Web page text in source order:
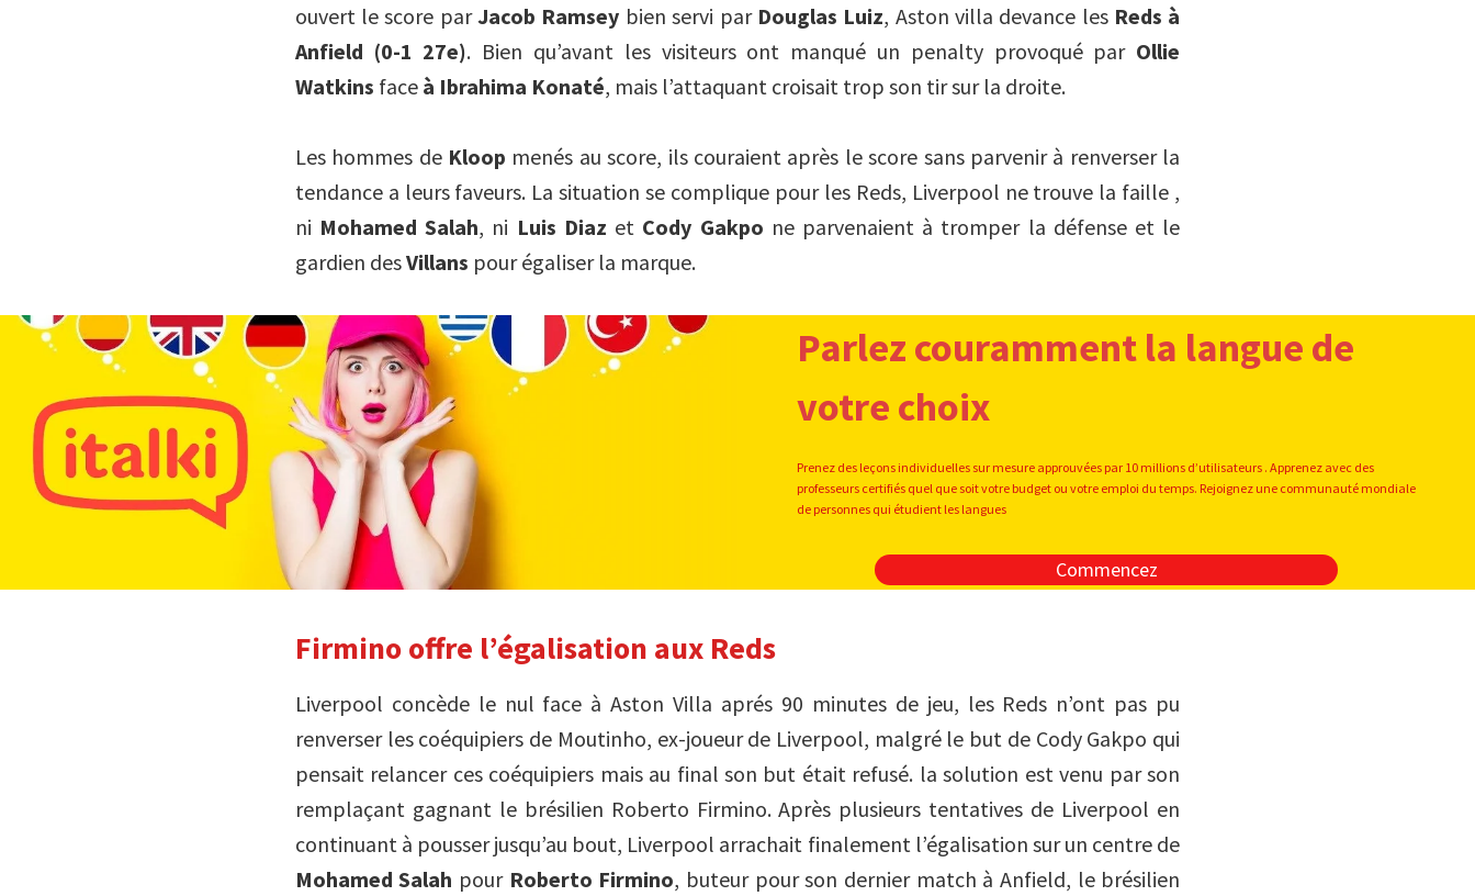
ouvert le score parJacob Ramsey bien servi par Douglas Luiz, Aston villa devance les Reds à
Anfield (0-1 27e). Bien qu’avant les visiteurs ont manqué un penalty provoqué par Ollie
Watkins face à Ibrahima Konaté, mais l’attaquant croisait trop son tir sur la droite.
Les hommes de Kloop menés au score, ils couraient après le score sans parvenir à renverser la
tendance a leurs faveurs. La situation se complique pour les Reds, Liverpool ne trouve la faille ,
ni Mohamed Salah, ni Luis Diaz et Cody Gakpo ne parvenaient à tromper la défense et le
gardien desVillans pour égaliser la marque.
Parlez couramment la langue de
votre choix
Prenez des leçons individuelles sur mesure approuvées par 10 millions d’utilisateurs . Apprenez avec des
professeurs certifiés quel que soit votre budget ou votre emploi du temps. Rejoignez une communauté mondiale
de personnes qui étudient les langues
Commencez
Firmino offre l’égalisation aux Reds
Liverpool concède le nul face à Aston Villa aprés 90 minutes de jeu, les Reds n’ont pas pu
renverser les coéquipiers de Moutinho, ex-joueur de Liverpool, malgré le but de Cody Gakpo qui
pensait relancer ces coéquipiers mais au final son but était refusé. la solution est venu par son
remplaçant gagnant le brésilien Roberto Firmino. Après plusieurs tentatives de Liverpool en
continuant à pousser jusqu’au bout, Liverpool arrachait finalement l’égalisation sur un centre de
Mohamed Salah pour Roberto Firmino, buteur pour son dernier match à Anfield, le brésilien